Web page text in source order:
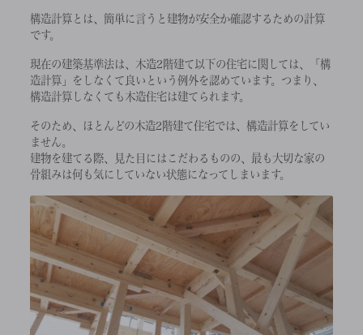
構造計算とは、簡単に言うと建物が安全か確認するための計算
です。
現在の建築基準法は、木造2階建て以下の住宅に関しては、「構
造計算」をしなくて良いという例外を認めています。つまり、
構造計算しなくても木造住宅は建てられます。
そのため、ほとんどの木造2階建て住宅では、構造計算をしてい
ません。
建物を建てる際、見た目にはこだわるものの、最も大切な家の
骨組みは何も気にしていない状態になってしまいます。